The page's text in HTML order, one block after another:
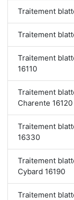
Traitement
Traitement
Traitement
16110
Traitement
Charente 16120
Traitement
16330
Traitement
Cybard 16190
Traitement